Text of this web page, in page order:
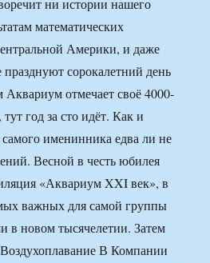
ни истории нашего
математических
Америки, и даже
сорокалетний день
отмечает своё 4000-
год за сто идёт. Как и
самого именинника едва ли не
Весной в честь юбилея
«Аквариум XXI век», в
важных для самой группы
в новом тысячелетии. Затем
В Компании